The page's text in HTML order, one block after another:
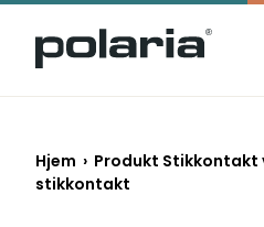
https://polaria.fi/name
Hjem › Produkt
stikkontakt